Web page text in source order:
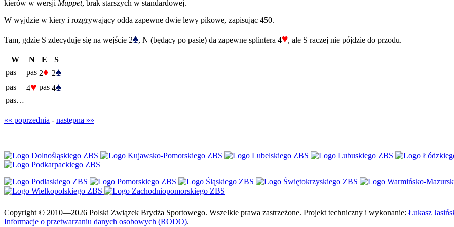
kierów w wersji Muppet, brak starszych w standardowej.
W wyjdzie w kiery i rozgrywający odda zapewne dwie lewy pikowe, zapisując 450.
Tam, gdzie S zdecyduje się na wejście 2♠, N (będący po pasie) da zapewne splintera 4♥, ale S raczej nie pójdzie do przodu.
W N E
S
pas
pas 2♦ 2♠
pas 4♥ pas 4♠
pas…
«« poprzednia - następna »»
Copyright © 2010—2026 Polski Związek Brydża Sportowego. Wszelkie prawa zastrzeżone. Projekt techniczny i wykonanie: Łukasz
Informacje o przetwarzaniu danych osobowych (RODO).